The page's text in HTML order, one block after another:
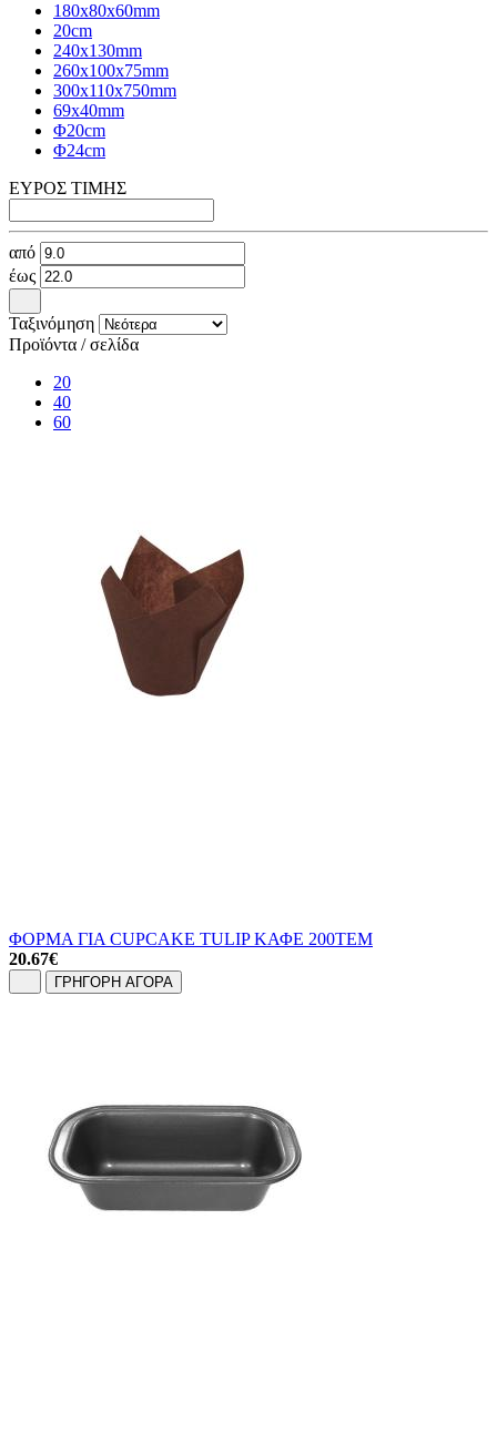
180x80x60mm
20cm
240x130mm
260x100x75mm
300x110x750mm
69x40mm
Φ20cm
Φ24cm
ΕΥΡΟΣ ΤΙΜΗΣ
από
έως
Ταξινόμηση
Προϊόντα / σελίδα
20
40
60
ΦΟΡΜΑ ΓΙΑ CUPCAKE TULIP ΚΑΦΕ 200ΤΕΜ
20.67€
ΓΡΗΓΟΡΗ ΑΓΟΡΑ